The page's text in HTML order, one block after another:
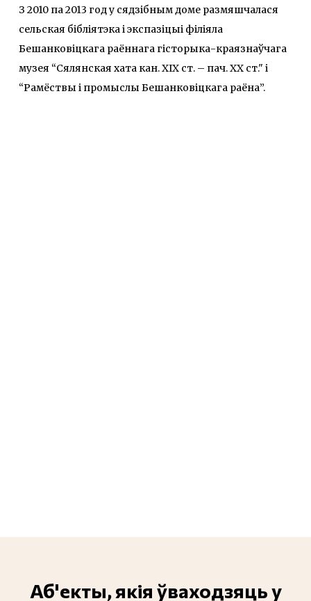
З 2010 па 2013 год у сядзібным доме размяшчалася
сельская бібліятэка і экспазіцыі філіяла
Бешанковіцкага раённага гісторыка-краязнаўчага
музея “Сялянская хата кан. XIX ст. – пач. XX ст." і
“Рамёствы і промыслы Бешанковіцкага раёна”.
Аб'екты, якія ўваходзяць у